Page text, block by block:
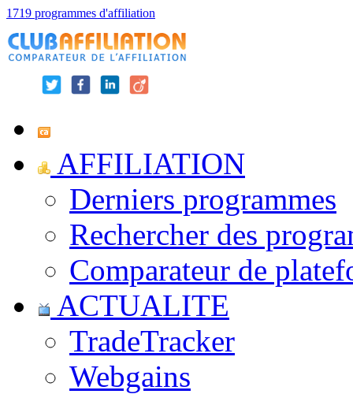
1719 programmes d'affiliation
AFFILIATION
Derniers programmes
Rechercher des
Comparateur de
ACTUALITE
TradeTracker
Webgains